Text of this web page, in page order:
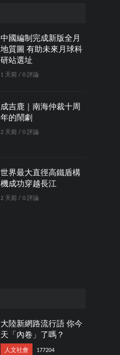
中國編制完成新版全月
地質圖 有助未來月球科
研站選址
1 天前 / 0 評論
成吉鹿｜南海仲裁十周
年的鬧劇
2 天前 / 0 評論
世界最大直徑高鐵盾構
機成功穿越長江
2 天前 / 0 評論
大陸新網路流行語 你今
天「內卷」了嗎？
人文社會 177204